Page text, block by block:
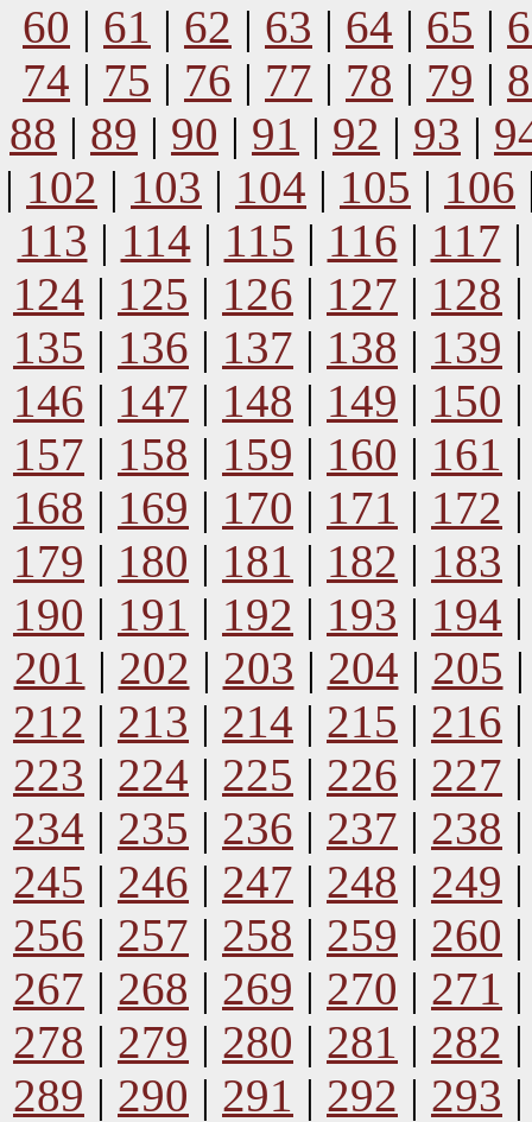
60 | 61 | 62 | 63 | 64 | 65 |
74 | 75 | 76 | 77 | 78 | 79 |
88 | 89 | 90 | 91 | 92 | 93 |
| 102 | 103 | 104 | 105 | 106
113 | 114 | 115 | 116 | 117
124 | 125 | 126 | 127 | 128
135 | 136 | 137 | 138 | 139
146 | 147 | 148 | 149 | 150
157 | 158 | 159 | 160 | 161
168 | 169 | 170 | 171 | 172
179 | 180 | 181 | 182 | 183
190 | 191 | 192 | 193 | 194
201 | 202 | 203 | 204 | 205
212 | 213 | 214 | 215 | 216
223 | 224 | 225 | 226 | 227
234 | 235 | 236 | 237 | 238
245 | 246 | 247 | 248 | 249
256 | 257 | 258 | 259 | 260
267 | 268 | 269 | 270 | 271
278 | 279 | 280 | 281 | 282
289 | 290 | 291 | 292 | 293